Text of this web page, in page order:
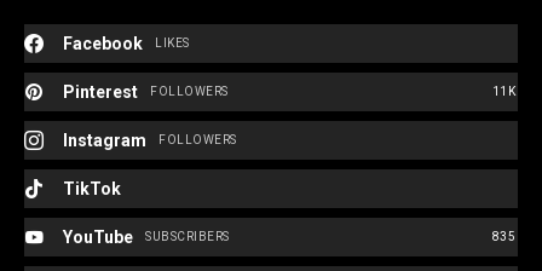
Facebook LIKES
Pinterest 11K
FOLLOWERS
Instagram FOLLOWERS
TikTok
YouTube 835
SUBSCRIBERS